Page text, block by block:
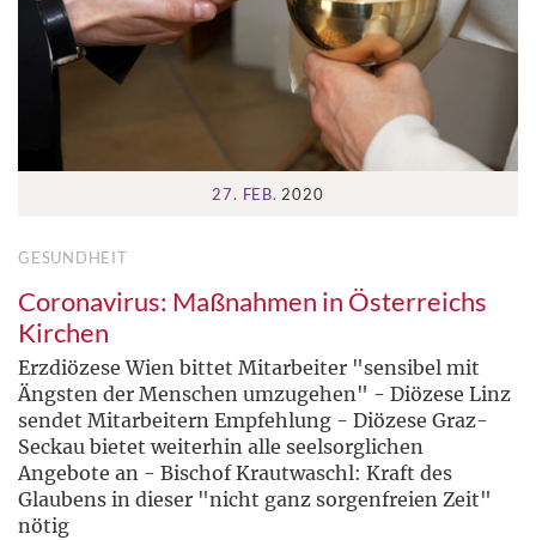
27. FEB. 2020
GESUNDHEIT
Coronavirus: Maßnahmen in Österreichs
Kirchen
Erzdiözese Wien bittet Mitarbeiter "sensibel mit
Ängsten der Menschen umzugehen" - Diözese Linz
sendet Mitarbeitern Empfehlung - Diözese Graz-
Seckau bietet weiterhin alle seelsorglichen
Angebote an - Bischof Krautwaschl: Kraft des
Glaubens in dieser "nicht ganz sorgenfreien Zeit"
nötig